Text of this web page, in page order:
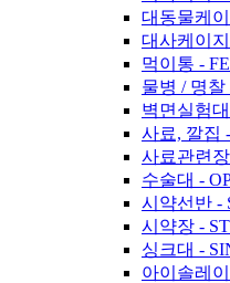
대동물케
대사케이
먹이통 -
물병 / 명
벽면실험
사료, 깔집
사료관련
수술대 -
시약선반 -
시약장 -
싱크대 -
아이솔레